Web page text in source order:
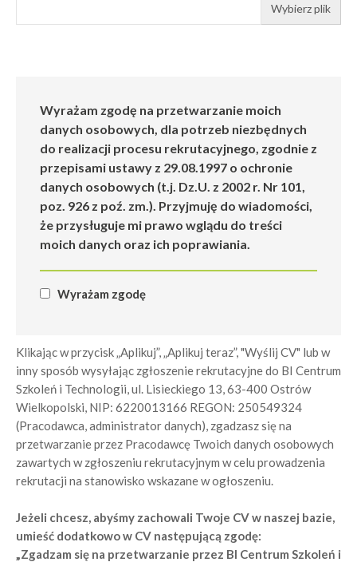
Wybierz plik
Wyrażam zgodę na przetwarzanie moich
danych osobowych, dla potrzeb niezbędnych
do realizacji procesu rekrutacyjnego, zgodnie z
przepisami ustawy z 29.08.1997 o ochronie
danych osobowych (t.j. Dz.U. z 2002 r. Nr 101,
poz. 926 z poź. zm.). Przyjmuję do wiadomości,
że przysługuje mi prawo wglądu do treści
moich danych oraz ich poprawiania.
Wyrażam zgodę
Klikając w przycisk „Aplikuj”, „Aplikuj teraz”, "Wyślij CV" lub w
inny sposób wysyłając zgłoszenie rekrutacyjne do BI Centrum
Szkoleń i Technologii, ul. Lisieckiego 13, 63-400 Ostrów
Wielkopolski, NIP: 6220013166 REGON: 250549324
(Pracodawca, administrator danych), zgadzasz się na
przetwarzanie przez Pracodawcę Twoich danych osobowych
zawartych w zgłoszeniu rekrutacyjnym w celu prowadzenia
rekrutacji na stanowisko wskazane w ogłoszeniu.
Jeżeli chcesz, abyśmy zachowali Twoje CV w naszej bazie,
umieść dodatkowo w CV następującą zgodę:
„Zgadzam się na przetwarzanie przez BI Centrum Szkoleń i